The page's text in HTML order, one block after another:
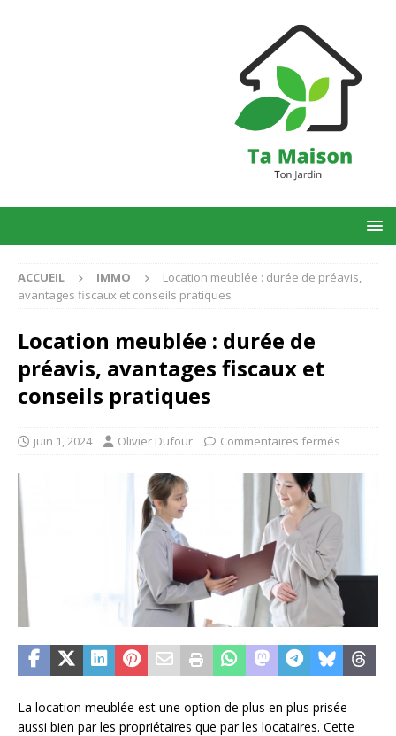
ACCUEIL IMMO
Location meublée : durée de préavis,
avantages fiscaux et conseils pratiques
Location meublée : durée de
préavis, avantages fiscaux et
conseils pratiques
juin 1, 2024 Olivier Dufour Commentaires fermés
La location meublée est une option de plus en plus prisée
aussi bien par les propriétaires que par les locataires. Cette